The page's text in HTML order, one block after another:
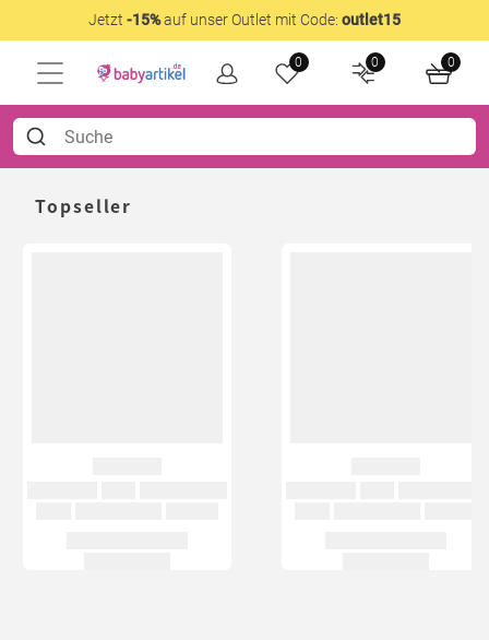
Jetzt -15%auf unser Outlet mit Code: outlet15
0 0 0
Topseller